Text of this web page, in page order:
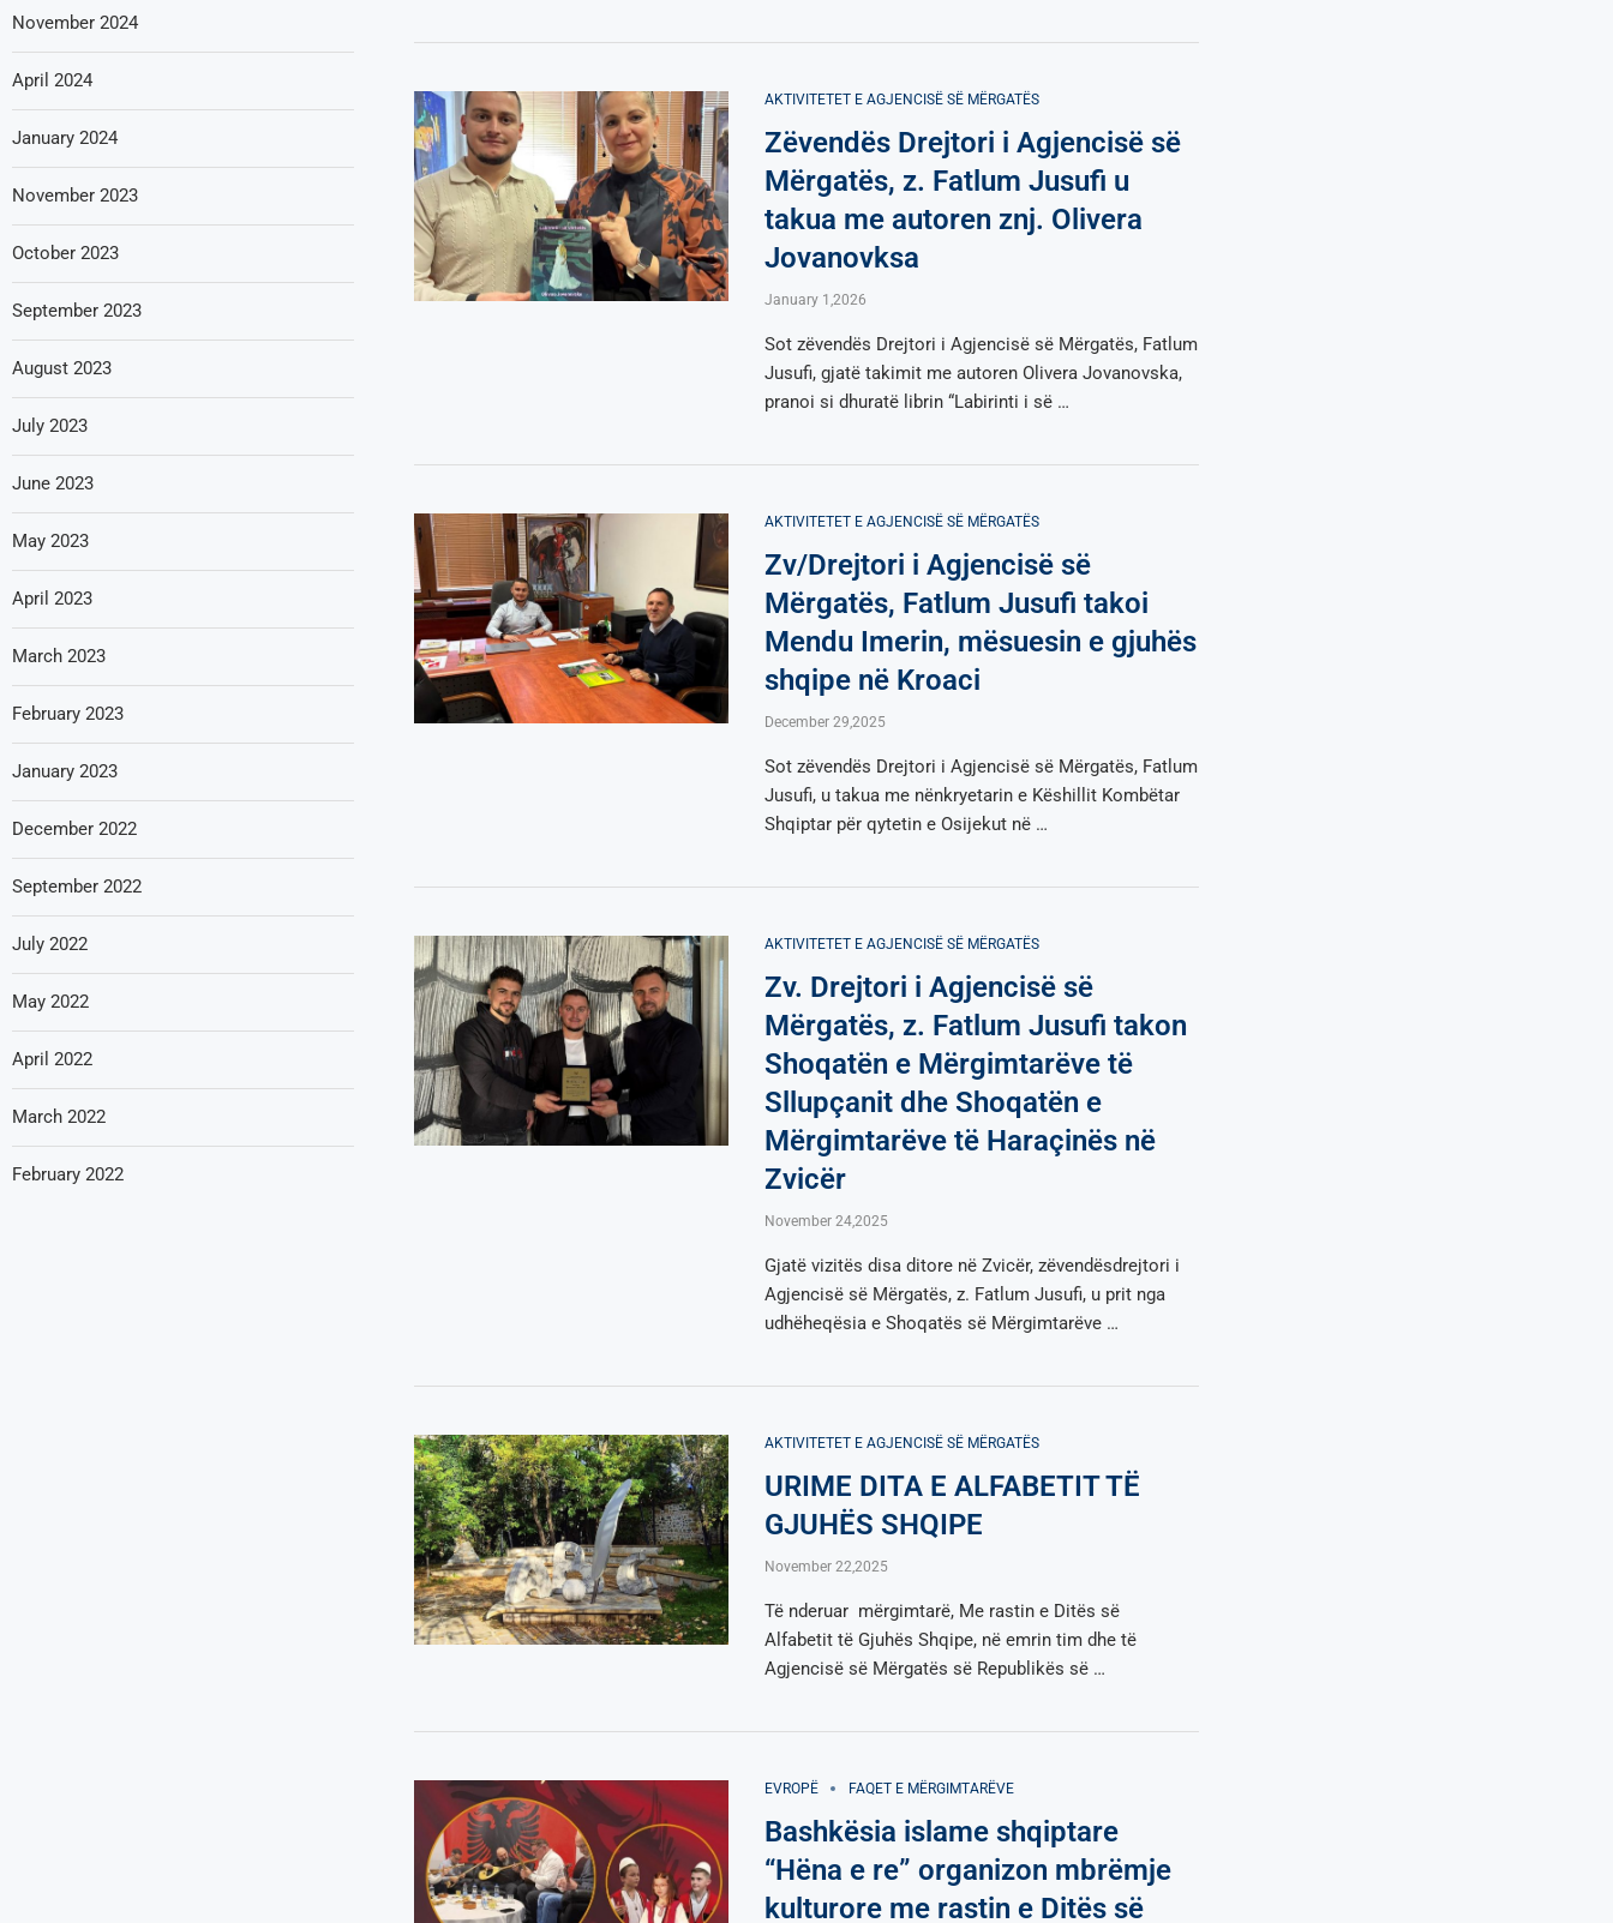
AKTIVITETET E AGJENCISË SË МËRGATËS
Zëvendës Drejtori i Agjencisë së
Mërgatës, z. Fatlum Jusufi u
takua me autoren znj. Olivera
Jovanovksa
January 1,2026
Sot zëvendës Drejtori i Agjencisë së Mërgatës, Fatlum
Jusufi, gjatë takimit me autoren Olivera Jovanovska,
pranoi si dhuratë librin “Labirinti i së …
AKTIVITETET E AGJENCISË SË МËRGATËS
Zv/Drejtori i Agjencisë së
Mërgatës, Fatlum Jusufi takoi
Mendu Imerin, mësuesin e gjuhës
shqipe në Kroaci
December 29,2025
Sot zëvendës Drejtori i Agjencisë së Mërgatës, Fatlum
Jusufi, u takua me nënkryetarin e Këshillit Kombëtar
Shqiptar për qytetin e Osijekut në …
AKTIVITETET E AGJENCISË SË МËRGATËS
Zv. Drejtori i Agjencisë së
Mërgatës, z. Fatlum Jusufi takon
Shoqatën e Mërgimtarëve të
Sllupçanit dhe Shoqatën e
Mërgimtarëve të Haraçinës në
Zvicër
November 24,2025
Gjatë vizitës disa ditore në Zvicër, zëvendësdrejtori i
Agjencisë së Mërgatës, z. Fatlum Jusufi, u prit nga
udhëheqësia e Shoqatës së Mërgimtarëve …
AKTIVITETET E AGJENCISË SË МËRGATËS
URIME DITA E ALFABETIT TË
GJUHËS SHQIPE
November 22,2025
Të nderuar mërgimtarë, Me rastin e Ditës së
Alfabetit të Gjuhës Shqipe, në emrin tim dhe të
Agjencisë së Mërgatës së Republikës së …
EVROPË FAQET E MËRGIMTARËVE
Bashkësia islame shqiptare
“Hëna e re” organizon mbrëmje
kulturore me rastin e Ditës së
November 2024
April 2024
January 2024
November 2023
October 2023
September 2023
August 2023
July 2023
June 2023
May 2023
April 2023
March 2023
February 2023
January 2023
December 2022
September 2022
July 2022
May 2022
April 2022
March 2022
February 2022